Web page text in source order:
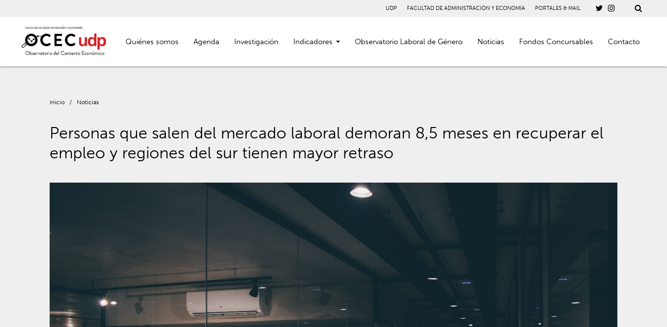
UDP FACULTAD DE ADMINISTRACIÓN Y ECONOMÍA PORTALES & MAIL
Quiénes somos Agenda Investigación Indicadores Observatorio Laboral de Género Noticias Fondos Concursables Contacto
Inicio / Noticias
Personas que salen del mercado laboral demoran 8,5 meses en recuperar el
empleo y regiones del sur tienen mayor retraso